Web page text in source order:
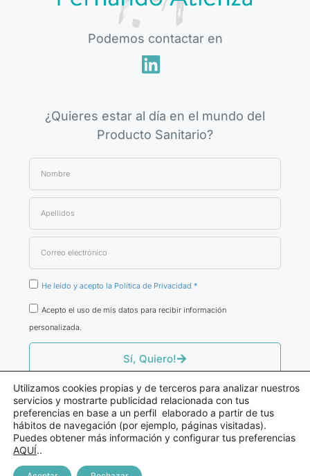
Podemos contactar en
¿Quieres estar al día en el mundo del
Producto Sanitario?
He leído y acepto la Política de Privacidad *
Acepto el uso de mis datos para recibir información
personalizada.
Sí, Quiero!
© Fernando Atienza
Utilizamos cookies propias y de terceros para analizar nuestros
servicios y mostrarte publicidad relacionada con tus
preferencias en base a un perfil elaborado a partir de tus
hábitos de navegación (por ejemplo, páginas visitadas).
Puedes obtener más información y configurar tus preferencias
AQUÍ..